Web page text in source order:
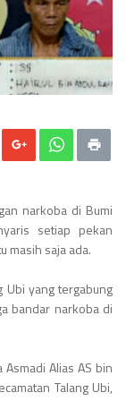
narkoba di Bumi
setiap pekan
masih saja ada.
Ubi yang tergabung
bandar narkoba di
Alias AS bin
Talang Ubi,